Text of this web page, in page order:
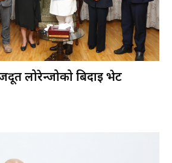
लोरेन्जोको बिदाइ भेट